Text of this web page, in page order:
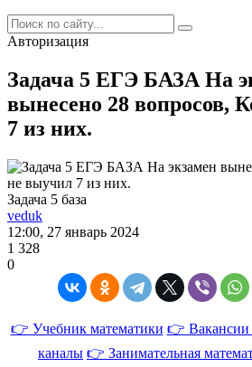
Авторизация
Задача 5 ЕГЭ БАЗА На
вынесено 28 вопросов,
7 из них.
Задача 5 база
veduk
12:00, 27 январь 2024
1 328
0
👉 Учебник математики 👉 Вакансии
каналы 👉 Занимательная